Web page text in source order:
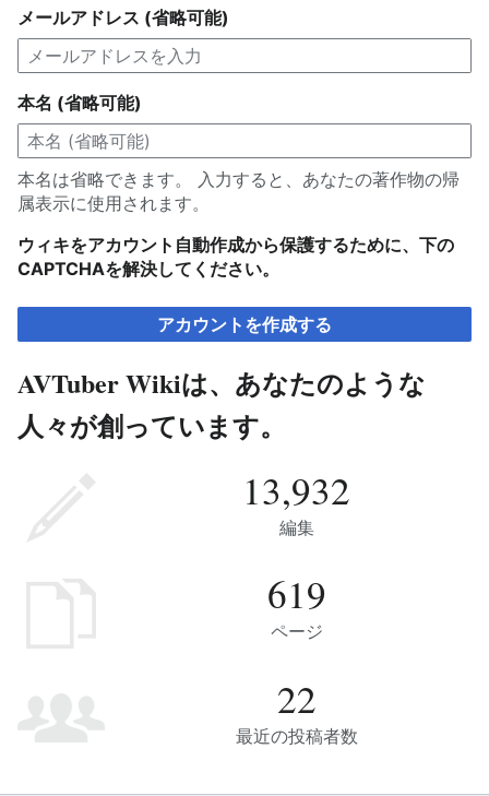
メールアドレス (省略可能)
本名 (省略可能)
本名は省略できます。 入力すると、あなたの著作物の帰
属表示に使用されます。
ウィキをアカウント自動作成から保護するために、下の
CAPTCHAを解決してください。
アカウントを作成する
AVTuber Wikiは、あなたのような
人々が創っています。
13,932
編集
619
ページ
22
最近の投稿者数